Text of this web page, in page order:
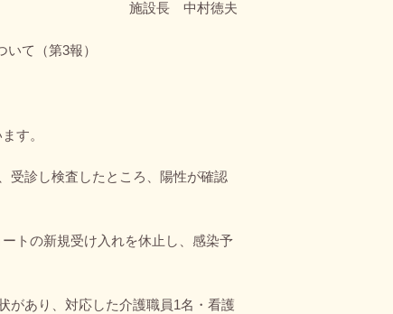
施設長 中村徳夫
て（第3報）
す。
受診し検査したところ、陽性が確認
トの新規受け入れを休止し、感染予
があり、対応した介護職員1名・看護